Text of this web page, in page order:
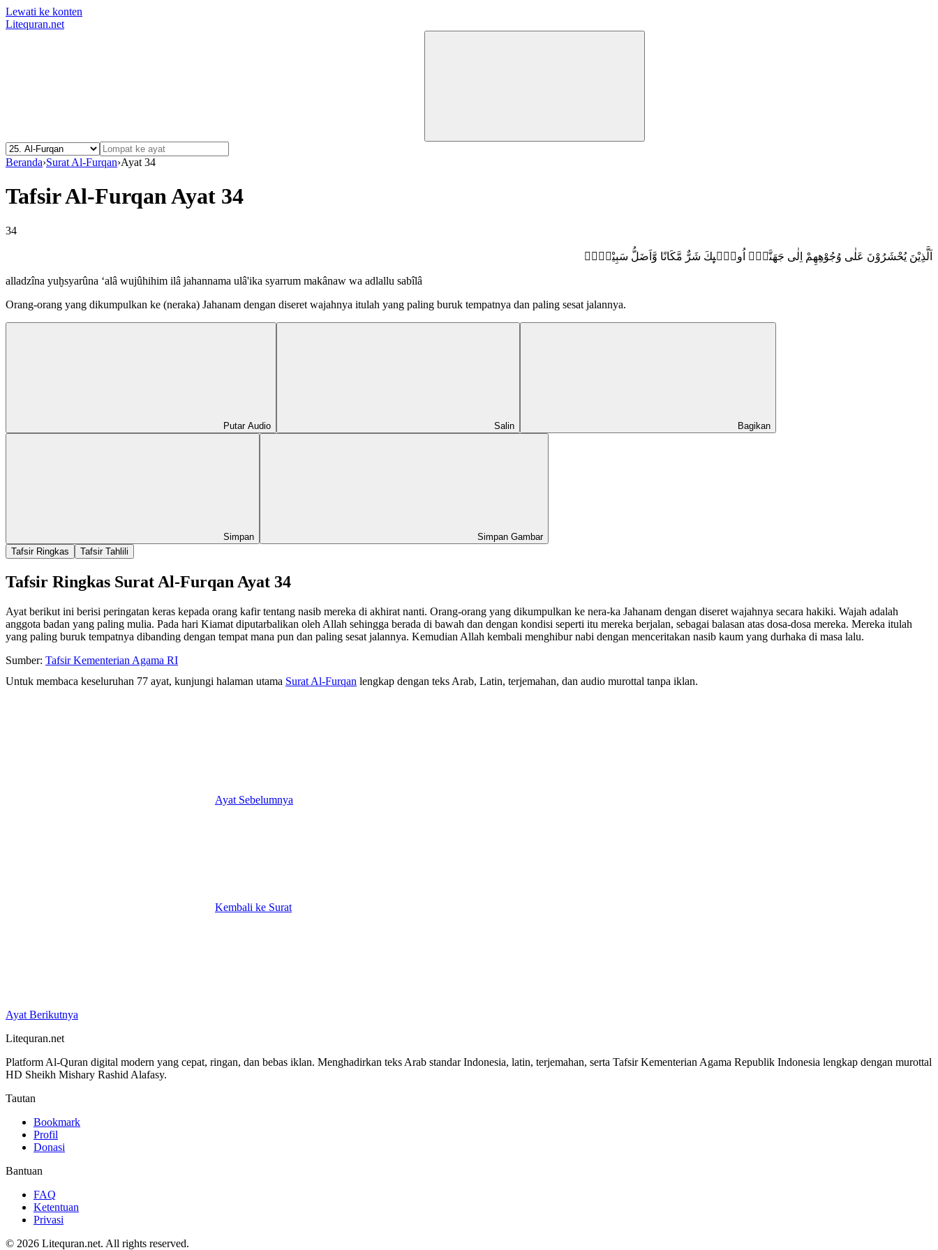
Lewati ke konten
Litequran.net
Beranda›Surat Al-Furqan›Ayat 34
Tafsir Al-Furqan Ayat 34
34
اَلَّذِيْنَ يُحْشَرُوْنَ عَلٰى وُجُوْهِهِمْ اِلٰى جَهَنَّمَۙ اُولٰۤىِٕكَ شَرٌّ مَّكَانًا وَّاَضَلُّ سَبِيْلًاࣖ
alladzîna yuḫsyarûna ‘alâ wujûhihim ilâ jahannama ulâ'ika syarrum makânaw wa adlallu sabîlâ
Orang-orang yang dikumpulkan ke (neraka) Jahanam dengan diseret wajahnya itulah yang paling buruk tempatnya dan paling sesat jalannya.
Putar Audio Salin Bagikan
Simpan
Simpan Gambar
Tafsir Ringkas
Tafsir Tahlili
Tafsir Ringkas Surat Al-Furqan Ayat 34
Ayat berikut ini berisi peringatan keras kepada orang kafir tentang nasib mereka di akhirat nanti. Orang-orang yang dikumpulkan ke nera-ka Jahanam dengan diseret wajahnya secara hakiki. Wajah adalah
anggota badan yang paling mulia. Pada hari Kiamat diputarbalikan oleh Allah sehingga berada di bawah dan dengan kondisi seperti itu mereka berjalan, sebagai balasan atas dosa-dosa mereka. Mereka itulah
yang paling buruk tempatnya dibanding dengan tempat mana pun dan paling sesat jalannya. Kemudian Allah kembali menghibur nabi dengan menceritakan nasib kaum yang durhaka di masa lalu.
Sumber: Tafsir Kementerian Agama RI
Untuk membaca keseluruhan 77 ayat, kunjungi halaman utama Surat Al-Furqan lengkap dengan teks Arab, Latin, terjemahan, dan audio murottal tanpa iklan.
Ayat Sebelumnya
Kembali ke Surat
Ayat Berikutnya
Litequran.net
Platform Al-Quran digital modern yang cepat, ringan, dan bebas iklan. Menghadirkan teks Arab standar Indonesia, latin, terjemahan, serta Tafsir Kementerian Agama Republik Indonesia lengkap dengan murottal
HD Sheikh Mishary Rashid Alafasy.
Tautan
Bookmark
Profil
Donasi
Bantuan
FAQ
Ketentuan
Privasi
© 2026 Litequran.net. All rights reserved.